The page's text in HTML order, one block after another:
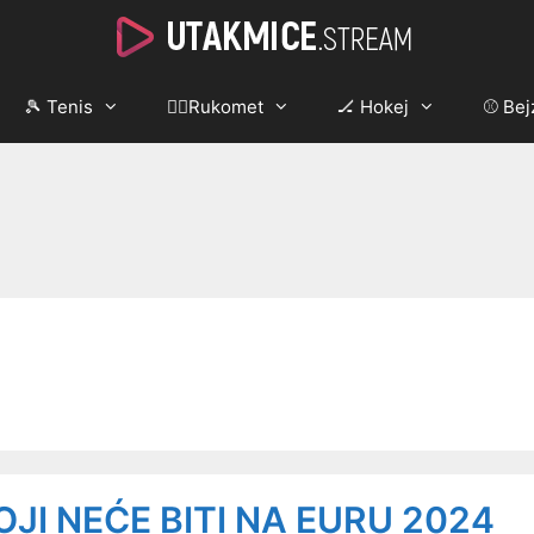
🎾 Tenis 🤾‍♂️Rukomet 🏒 Hokej ⚾
NEĆE BITI NA EURU 2024